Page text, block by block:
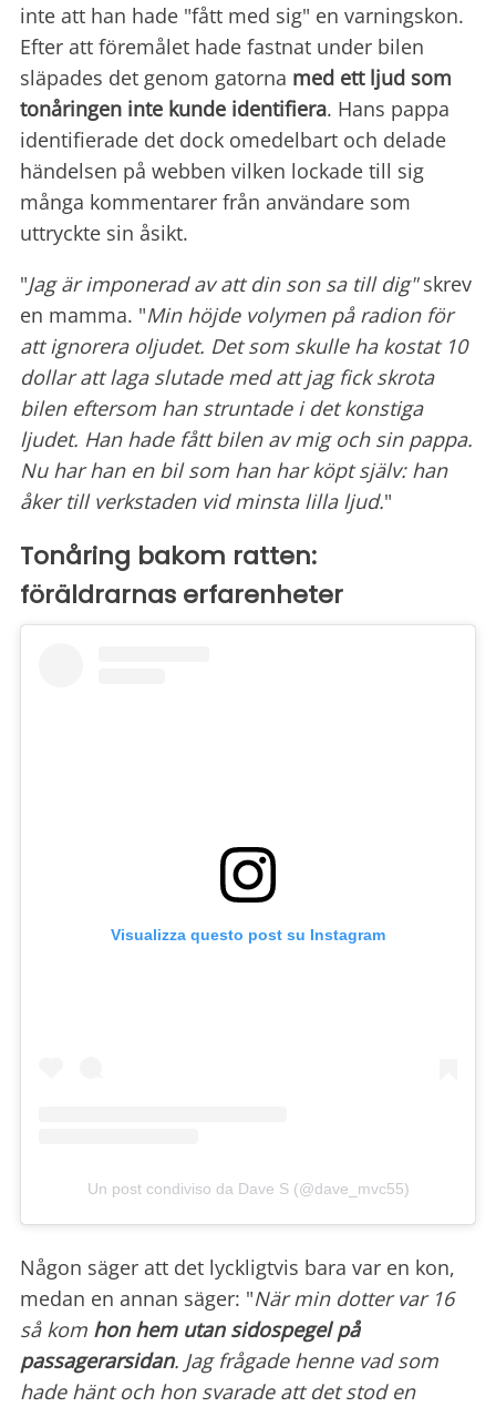
inte att han hade "fått med sig" en varningskon.
Efter att föremålet hade fastnat under bilen
släpades det genom gatorna med ett ljud som
tonåringen inte kunde identifiera. Hans pappa
identifierade det dock omedelbart och delade
händelsen på webben vilken lockade till sig
många kommentarer från användare som
uttryckte sin åsikt.
"Jag är imponerad av att din son sa till dig"skrev
en mamma. "Min höjde volymen på radion för
att ignorera oljudet. Det som skulle ha kostat 10
dollar att laga slutade med att jag fick skrota
bilen eftersom han struntade i det konstiga
ljudet. Han hade fått bilen av mig och sin pappa.
Nu har han en bil som han har köpt själv: han
åker till verkstaden vid minsta lilla ljud."
Tonåring bakom ratten:
föräldrarnas erfarenheter
Visualizza questo post su Instagram
Un post condiviso da Dave S (@dave_mvc55)
Någon säger att det lyckligtvis bara var en kon,
medan en annan säger: "När min dotter var 16
så kom hon hem utan sidospegel på
passagerarsidan. Jag frågade henne vad som
hade hänt och hon svarade att det stod en